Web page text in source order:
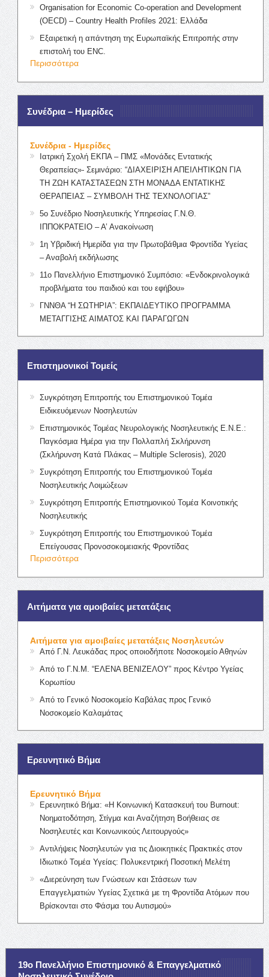
Organisation for Economic Co-operation and Development
(OECD) – Country Health Profiles 2021: Ελλάδα
Εξαιρετική η απάντηση της Ευρωπαϊκής Επιτροπής στην
επιστολή του ENC.
Περισσότερα
Συνέδρια – Ημερίδες
Συνέδρια - Ημερίδες
Ιατρική Σχολή ΕΚΠΑ – ΠΜΣ «Μονάδες Εντατικής
Θεραπείας»- Σεμινάριο: “ΔΙΑΧΕΙΡΙΣΗ ΑΠΕΙΛΗΤΙΚΩΝ ΓΙΑ
ΤΗ ΖΩΗ ΚΑΤΑΣΤΑΣΕΩΝ ΣΤΗ ΜΟΝΑΔΑ ΕΝΤΑΤΙΚΗΣ
ΘΕΡΑΠΕΙΑΣ – ΣΥΜΒΟΛΗ ΤΗΣ ΤΕΧΝΟΛΟΓΙΑΣ”
5ο Συνέδριο Νοσηλευτικής Υπηρεσίας Γ.Ν.Θ.
ΙΠΠΟΚΡΑΤΕΙΟ – Α’ Ανακοίνωση
1η Υβριδική Ημερίδα για την Πρωτοβάθμια Φροντίδα Υγείας
– Αναβολή εκδήλωσης
11ο Πανελλήνιο Επιστημονικό Συμπόσιο: «Ενδοκρινολογικά
προβλήματα του παιδιού και του εφήβου»
ΓΝΝΘΑ “Η ΣΩΤΗΡΙΑ”: ΕΚΠΑΙΔΕΥΤΙΚΟ ΠΡΟΓΡΑΜΜΑ
ΜΕΤΑΓΓΙΣΗΣ ΑΙΜΑΤΟΣ ΚΑΙ ΠΑΡΑΓΩΓΩΝ
Επιστημονικοί Τομείς
Συγκρότηση Επιτροπής του Επιστημονικού Τομέα
Ειδικευόμενων Νοσηλευτών
Επιστημονικός Τομέας Νευρολογικής Νοσηλευτικής Ε.Ν.Ε.:
Παγκόσμια Ημέρα για την Πολλαπλή Σκλήρυνση
(Σκλήρυνση Κατά Πλάκας – Multiple Sclerosis), 2020
Συγκρότηση Επιτροπής του Επιστημονικού Τομέα
Νοσηλευτικής Λοιμώξεων
Συγκρότηση Επιτροπής Επιστημονικού Τομέα Κοινοτικής
Νοσηλευτικής
Συγκρότηση Επιτροπής του Επιστημονικού Τομέα
Επείγουσας Προνοσοκομειακής Φροντίδας
Περισσότερα
Αιτήματα για αμοιβαίες μετατάξεις
Αιτήματα για αμοιβαίες μετατάξεις Νοσηλευτών
Από Γ.Ν. Λευκάδας προς οποιοδήποτε Νοσοκομείο Αθηνών
Από το Γ.Ν.Μ. “ΕΛΕΝΑ ΒΕΝΙΖΕΛΟΥ” προς Κέντρο Υγείας
Κορωπίου
Από το Γενικό Νοσοκομείο Καβάλας προς Γενικό
Νοσοκομείο Καλαμάτας
Ερευνητικό Βήμα
Ερευνητικό Βήμα
Ερευνητικό Βήμα: «Η Κοινωνική Κατασκευή του Burnout:
Νοηματοδότηση, Στίγμα και Αναζήτηση Βοήθειας σε
Νοσηλευτές και Κοινωνικούς Λειτουργούς»
Αντιλήψεις Νοσηλευτών για τις Διοικητικές Πρακτικές στον
Ιδιωτικό Τομέα Υγείας: Πολυκεντρική Ποσοτική Μελέτη
«Διερεύνηση των Γνώσεων και Στάσεων των
Επαγγελματιών Υγείας Σχετικά με τη Φροντίδα Ατόμων που
Βρίσκονται στο Φάσμα του Αυτισμού»
19ο Πανελλήνιο Επιστημονικό & Επαγγελματικό